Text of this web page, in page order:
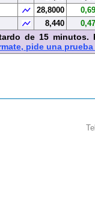
28,8000
8,440
de 15
pide una